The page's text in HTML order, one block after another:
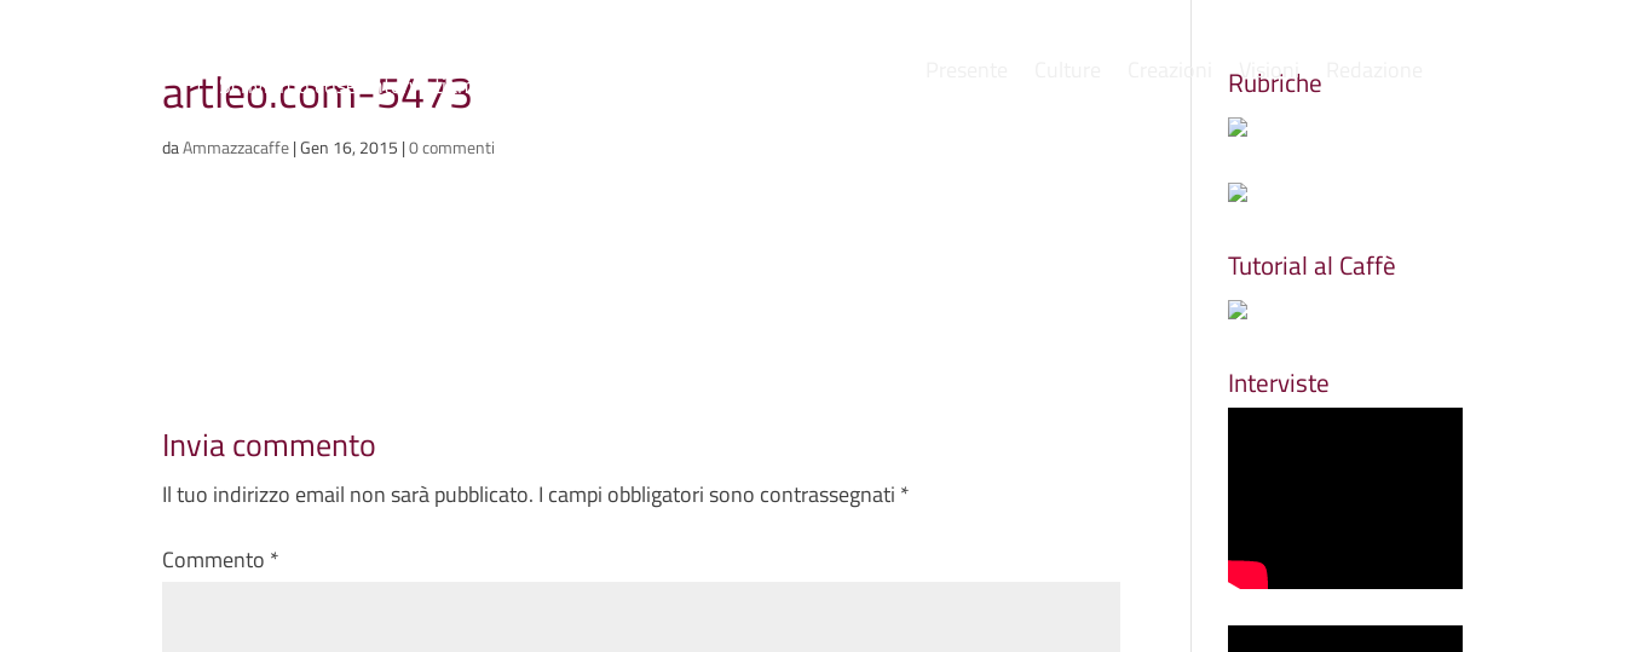
Scriviamo cose, intervistiamo gente Visioni
artleo.com-5473
daAmmazzacaffe|Gen 16, 2015 |0 commenti
Invia commento
Il tuo indirizzo email non sarà pubblicato. I campi obbligatori sono contrassegnati *
Commento *
Rubriche
Tutorial al Caffè
Interviste